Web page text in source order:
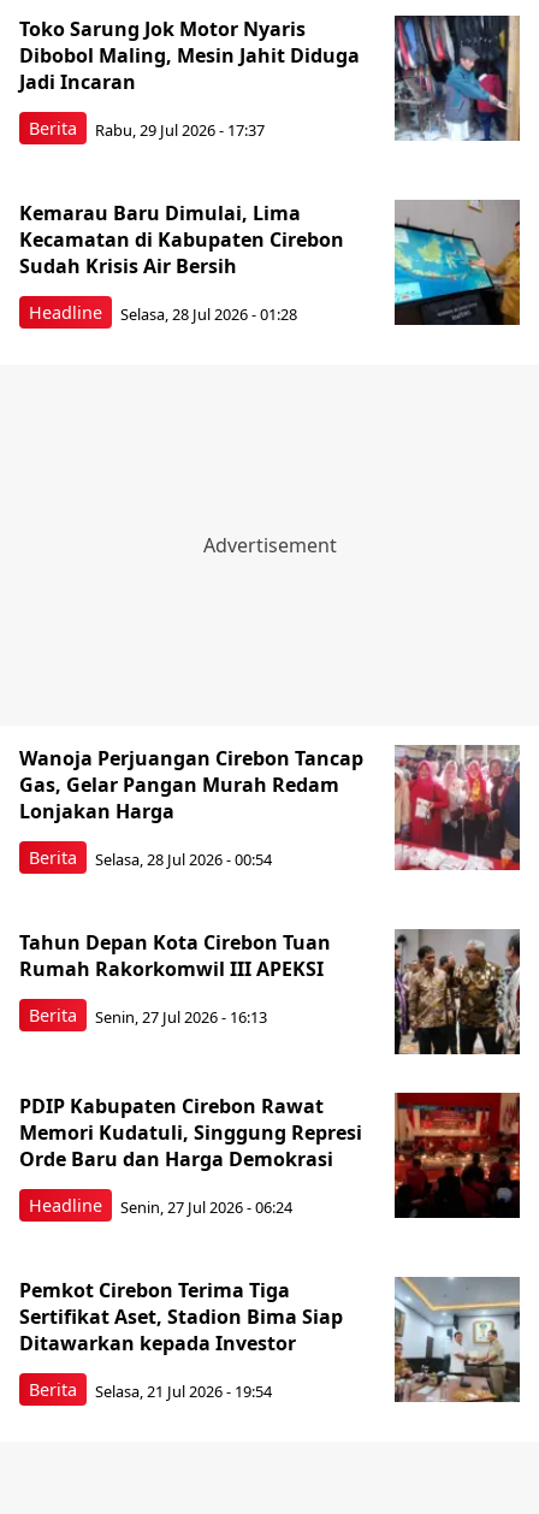
Berita
Toko Sarung Jok Motor Nyaris
Dibobol Maling, Mesin Jahit Diduga
Jadi Incaran
Rabu, 29 Jul 2026 - 17:37
Headline
Kemarau Baru Dimulai, Lima
Kecamatan di Kabupaten Cirebon
Sudah Krisis Air Bersih
Selasa, 28 Jul 2026 - 01:28
Berita
Wanoja Perjuangan Cirebon Tancap
Gas, Gelar Pangan Murah Redam
Lonjakan Harga
Selasa, 28 Jul 2026 - 00:54
Berita
Tahun Depan Kota Cirebon Tuan
Rumah Rakorkomwil III APEKSI
Senin, 27 Jul 2026 - 16:13
Headline
PDIP Kabupaten Cirebon Rawat
Memori Kudatuli, Singgung Represi
Orde Baru dan Harga Demokrasi
Senin, 27 Jul 2026 - 06:24
Berita
Pemkot Cirebon Terima Tiga
Sertifikat Aset, Stadion Bima Siap
Ditawarkan kepada Investor
Selasa, 21 Jul 2026 - 19:54